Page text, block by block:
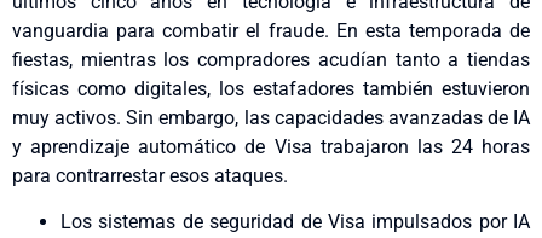
vanguardia para combatir el fraude. En esta temporada de
fiestas, mientras los compradores acudían tanto a tiendas
físicas como digitales, los estafadores también estuvieron
muy activos. Sin embargo, las capacidades avanzadas de IA
y aprendizaje automático de Visa trabajaron las 24 horas
para contrarrestar esos ataques.
Los sistemas de seguridad de Visa impulsados por IA